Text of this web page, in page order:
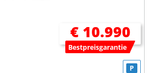
€ 10.990
Bestpreisgarantie
P